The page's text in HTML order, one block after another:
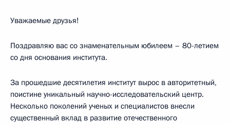
Уважаемые друзья!
Поздравляю вас со знаменательным юбилеем – 80-летием
со дня основания института.
За прошедшие десятилетия институт вырос в авторитетный,
поистине уникальный научно-исследовательский центр.
Несколько поколений ученых и специалистов внесли
существенный вклад в развитие отечественного